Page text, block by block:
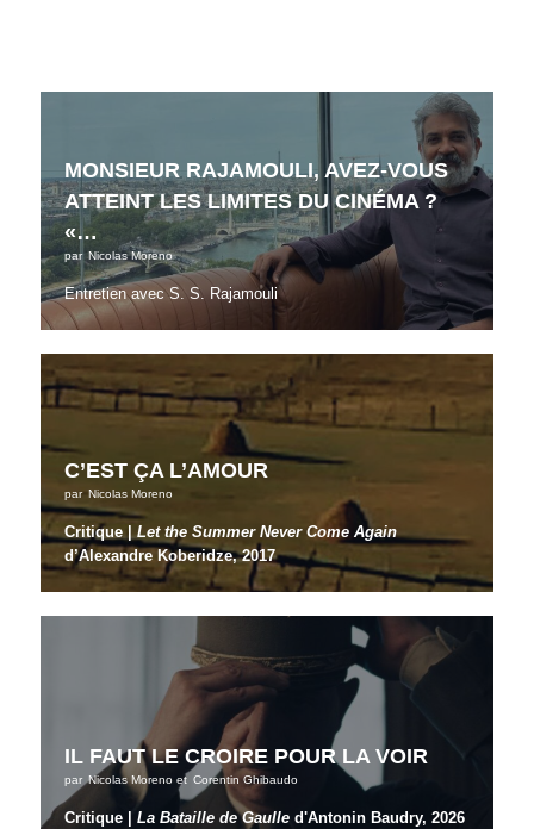
MONSIEUR RAJAMOULI, AVEZ-VOUS
ATTEINT LES LIMITES DU CINÉMA ?
«…
par Nicolas Moreno
Entretien avec S. S. Rajamouli
C’EST ÇA L’AMOUR
par Nicolas Moreno
Critique |Let the Summer Never Come Again
d’Alexandre Koberidze, 2017
IL FAUT LE CROIRE POUR LA VOIR
par Nicolas Moreno et Corentin Ghibaudo
Critique |La Bataille de Gaulle d'Antonin Baudry, 2026